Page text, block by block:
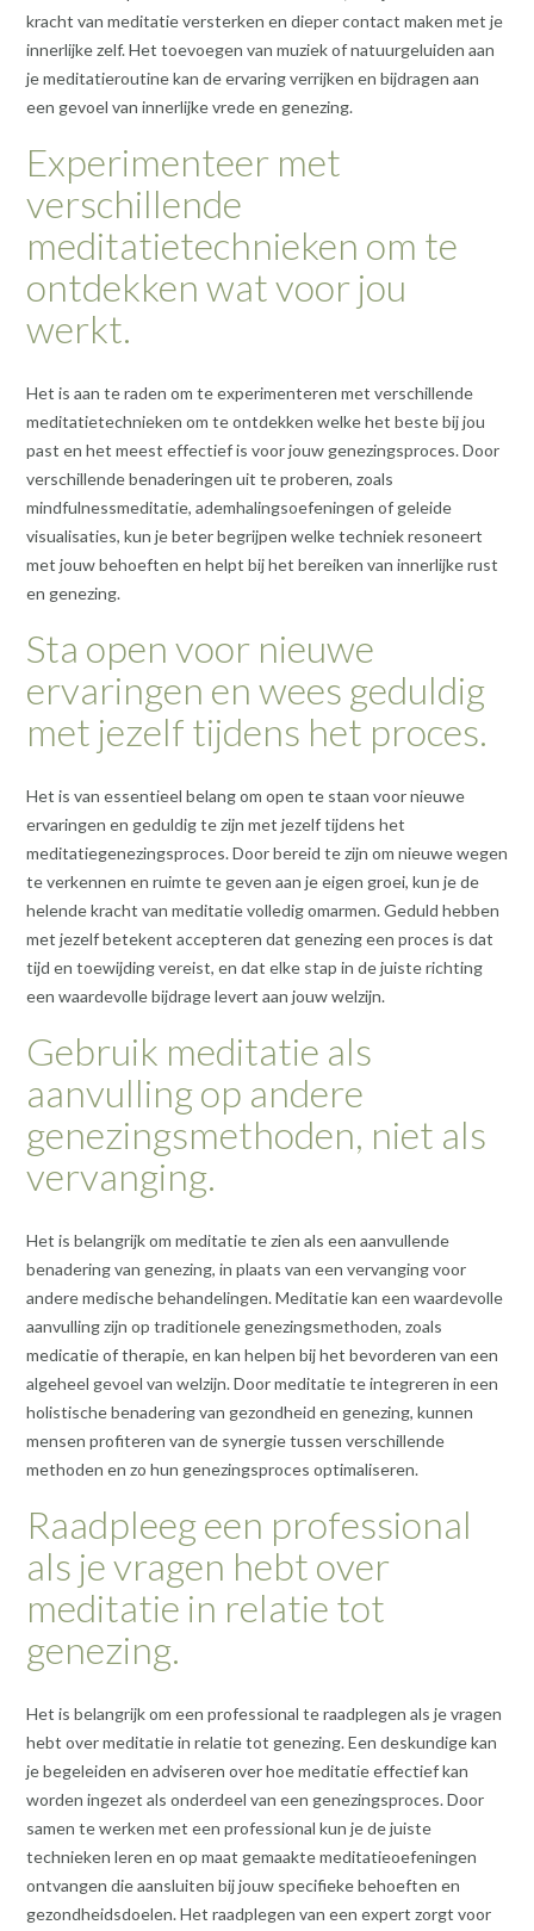
kracht van meditatie versterken en dieper contact maken met je
innerlijke zelf. Het toevoegen van muziek of natuurgeluiden aan
je meditatieroutine kan de ervaring verrijken en bijdragen aan
een gevoel van innerlijke vrede en genezing.
Experimenteer met
verschillende
meditatietechnieken om te
ontdekken wat voor jou
werkt.
Het is aan te raden om te experimenteren met verschillende
meditatietechnieken om te ontdekken welke het beste bij jou
past en het meest effectief is voor jouw genezingsproces. Door
verschillende benaderingen uit te proberen, zoals
mindfulnessmeditatie, ademhalingsoefeningen of geleide
visualisaties, kun je beter begrijpen welke techniek resoneert
met jouw behoeften en helpt bij het bereiken van innerlijke rust
en genezing.
Sta open voor nieuwe
ervaringen en wees geduldig
met jezelf tijdens het proces.
Het is van essentieel belang om open te staan voor nieuwe
ervaringen en geduldig te zijn met jezelf tijdens het
meditatiegenezingsproces. Door bereid te zijn om nieuwe wegen
te verkennen en ruimte te geven aan je eigen groei, kun je de
helende kracht van meditatie volledig omarmen. Geduld hebben
met jezelf betekent accepteren dat genezing een proces is dat
tijd en toewijding vereist, en dat elke stap in de juiste richting
een waardevolle bijdrage levert aan jouw welzijn.
Gebruik meditatie als
aanvulling op andere
genezingsmethoden, niet als
vervanging.
Het is belangrijk om meditatie te zien als een aanvullende
benadering van genezing, in plaats van een vervanging voor
andere medische behandelingen. Meditatie kan een waardevolle
aanvulling zijn op traditionele genezingsmethoden, zoals
medicatie of therapie, en kan helpen bij het bevorderen van een
algeheel gevoel van welzijn. Door meditatie te integreren in een
holistische benadering van gezondheid en genezing, kunnen
mensen profiteren van de synergie tussen verschillende
methoden en zo hun genezingsproces optimaliseren.
Raadpleeg een professional
als je vragen hebt over
meditatie in relatie tot
genezing.
Het is belangrijk om een professional te raadplegen als je vragen
hebt over meditatie in relatie tot genezing. Een deskundige kan
je begeleiden en adviseren over hoe meditatie effectief kan
worden ingezet als onderdeel van een genezingsproces. Door
samen te werken met een professional kun je de juiste
technieken leren en op maat gemaakte meditatieoefeningen
ontvangen die aansluiten bij jouw specifieke behoeften en
gezondheidsdoelen. Het raadplegen van een expert zorgt voor